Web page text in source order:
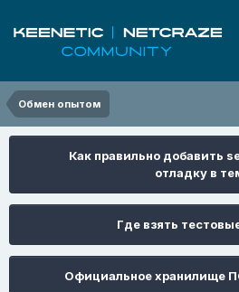
Обмен опытом
Как правильно добавить
отладку в
Где взять
Официальное хранилище